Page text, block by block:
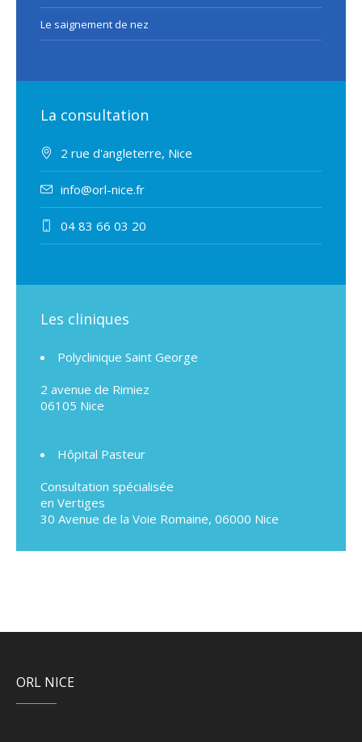
Le saignement de nez
La consultation
2 rue d'angleterre, Nice
info@orl-nice.fr
04 83 66 03 20
Les cliniques
Polyclinique Saint George
2 avenue de Rimiez
06105 Nice
Hôpital Pasteur
Consultation spécialisée
en Vertiges
30 Avenue de la Voie Romaine, 06000 Nice
ORL NICE